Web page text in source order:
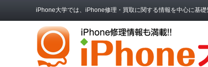
iPhone大学では、iPhone修理・買取に関する情報を中心に基